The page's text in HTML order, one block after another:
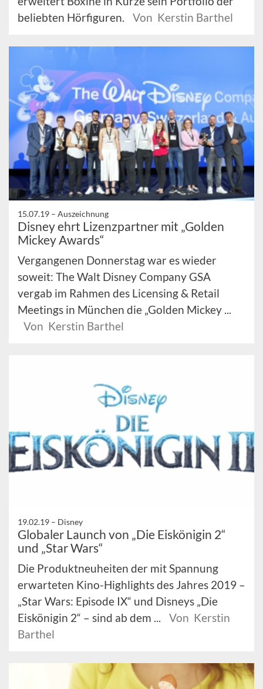
beliebten Hörfiguren.
Von Kerstin Barthel
15.07.19 – Auszeichnung
Disney ehrt Lizenzpartner mit „Golden
Mickey Awards“
Vergangenen Donnerstag war es wieder
soweit: The Walt Disney Company GSA
vergab im Rahmen des Licensing & Retail
Meetings in München die „Golden Mickey ...
Von Kerstin Barthel
19.02.19 – Disney
Globaler Launch von „Die Eiskönigin 2“
und „Star Wars“
Die Produktneuheiten der mit Spannung
erwarteten Kino-Highlights des Jahres 2019 –
„Star Wars: Episode IX“ und Disneys „Die
Eiskönigin 2“ – sind ab dem ...
Von Kerstin
Barthel